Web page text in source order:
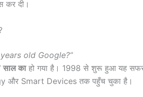
कर दी।
old Google?”
काहो गया है। 1998 से शुरू हुआ यह
और Smart Devices तक पहुँच चुका है।